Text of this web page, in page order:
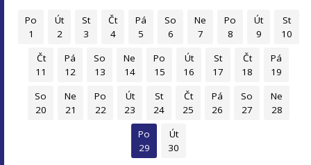
Po
1
Út
2
St
3
Čt
4
Pá
5
So
6
Ne
7
Po
8
Út
9
St
10
Čt
11
Pá
12
So
13
Ne
14
Po
15
Út
16
St
17
Čt
18
Pá
19
So
20
Ne
21
Po
22
Út
23
St
24
Čt
25
Pá
26
So
27
Ne
28
Po
29
Út
30